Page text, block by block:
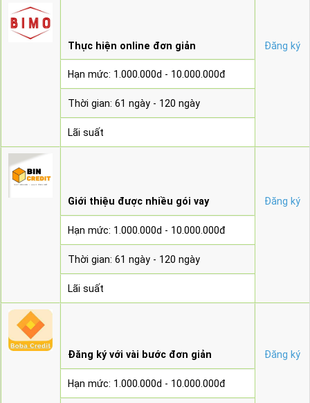
Thực hiện online đơn giản Đăng ký
Hạn mức: 1.000.000d - 10.000.000đ
Thời gian: 61 ngày - 120 ngày
Lãi suất
Giới thiệu được nhiều gói vay Đăng ký
Hạn mức: 1.000.000d - 10.000.000đ
Thời gian: 61 ngày - 120 ngày
Lãi suất
Đăng ký với vài bước đơn giản Đăng ký
Hạn mức: 1.000.000d - 10.000.000đ